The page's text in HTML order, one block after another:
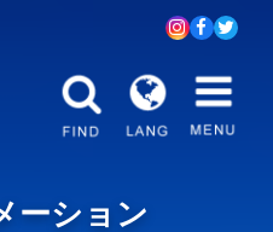
ーション